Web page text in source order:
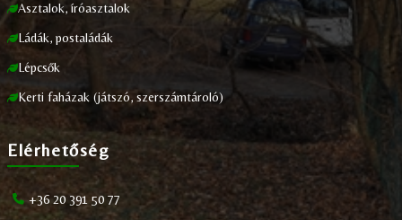
Asztalok, íróasztalok
Ládák, postaládák
Lépcsők
Kerti faházak (játszó, szerszámtároló)
Elérhetőség
+36 20 391 50 77